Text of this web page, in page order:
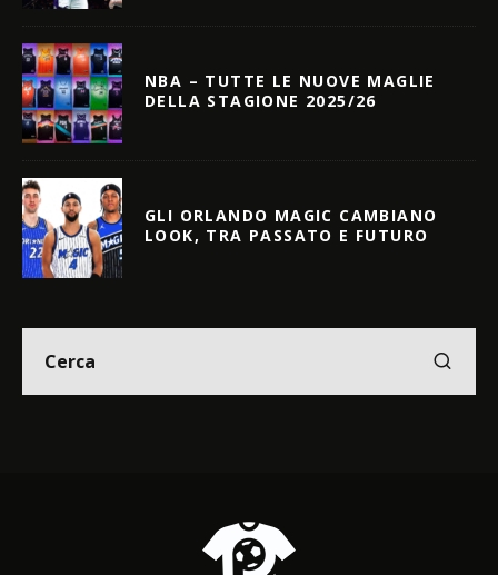
NBA – TUTTE LE NUOVE MAGLIE
DELLA STAGIONE 2025/26
GLI ORLANDO MAGIC CAMBIANO
LOOK, TRA PASSATO E FUTURO